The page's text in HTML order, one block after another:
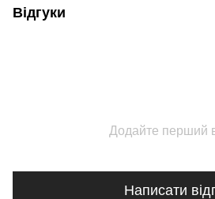
Відгуки
Додайте перший
Написати